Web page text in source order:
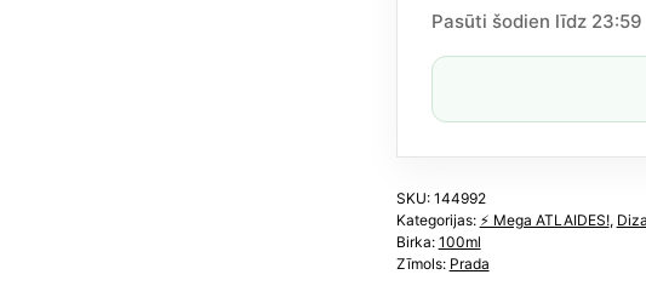
100
daudzums
Pasūti šodien līdz 23:59
SKU: 144992
Kategorijas: ⚡️ Mega ATLAIDES!,
Birka: 100ml
Zīmols: Prada